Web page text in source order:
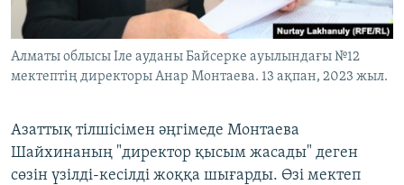
Алматы облысы Іле ауданы Байсерке ауылындағы №12
мектептің директоры Анар Монтаева. 13 ақпан, 2023 жыл.
Азаттық тілшісімен әңгімеде Монтаева
Шайхинаның "директор қысым жасады" деген
сөзін үзілді-кесілді жоққа шығарды. Өзі мектеп